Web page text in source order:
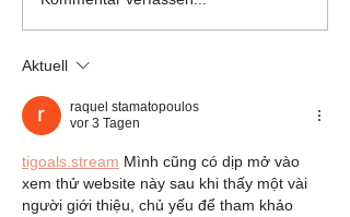
Aktuell
raquel stamatopoulos
vor 3 Tagen
tigoals.stream Mình cũng có dịp mở vào
xem thử website này sau khi thấy một vài
người giới thiệu, chủ yếu để tham khảo